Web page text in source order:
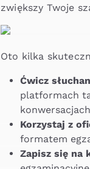
zwiększy Twoje
Oto kilka
Ćwicz
platformach
Korzystaj z
formatem
Zapisz się na